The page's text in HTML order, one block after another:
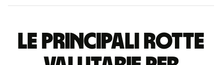
Le principali rotte